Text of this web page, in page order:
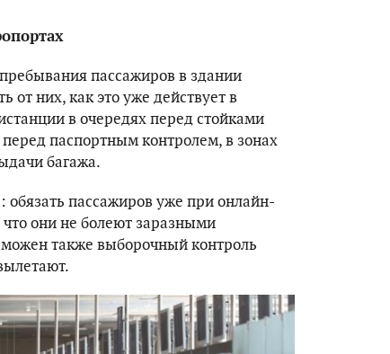
пассажиров в здании
от них, как это уже действует в
в очередях перед стойками
паспортным контролем, в зонах
багажа.
пассажиров уже при онлайн-
они не болеют заразными
также выборочный контроль